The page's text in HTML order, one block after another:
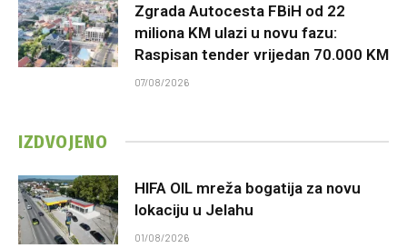
Zgrada Autocesta FBiH od 22
miliona KM ulazi u novu fazu:
Raspisan tender vrijedan 70.000 KM
07/08/2026
IZDVOJENO
HIFA OIL mreža bogatija za novu
lokaciju u Jelahu
01/08/2026